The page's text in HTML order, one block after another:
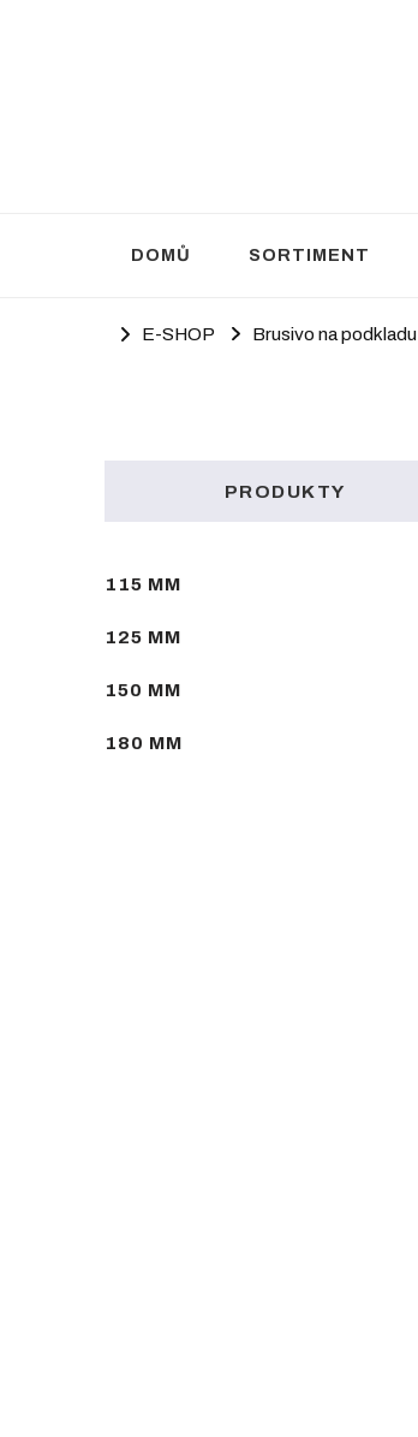
DOMŮ SORTIMENT
E-SHOP Brusivo na podkladu
PRODUKTY
115 MM
125 MM
150 MM
180 MM